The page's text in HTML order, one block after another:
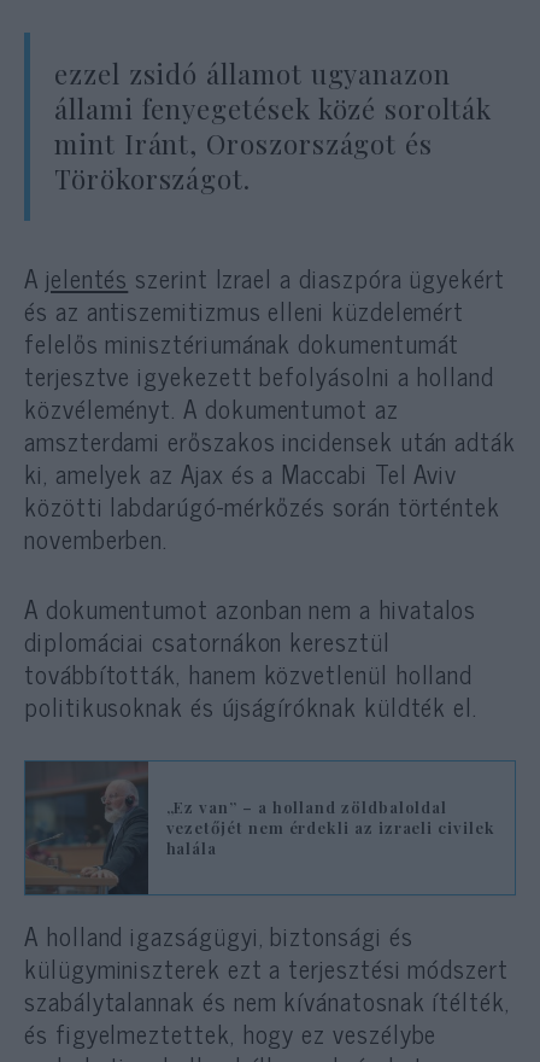
ezzel zsidó államot ugyanazon
állami fenyegetések közé sorolták
mint Iránt, Oroszországot és
Törökországot.
A jelentés szerint Izrael a diaszpóra ügyekért
és az antiszemitizmus elleni küzdelemért
felelős minisztériumának dokumentumát
terjesztve igyekezett befolyásolni a holland
közvéleményt. A dokumentumot az
amszterdami erőszakos incidensek után adták
ki, amelyek az Ajax és a Maccabi Tel Aviv
közötti labdarúgó-mérkőzés során történtek
novemberben.
A dokumentumot azonban nem a hivatalos
diplomáciai csatornákon keresztül
továbbították, hanem közvetlenül holland
politikusoknak és újságíróknak küldték el.
„Ez van” – a holland zöldbaloldal
vezetőjét nem érdekli az izraeli civilek
halála
A holland igazságügyi, biztonsági és
külügyminiszterek ezt a terjesztési módszert
szabálytalannak és nem kívánatosnak ítélték,
és figyelmeztettek, hogy ez veszélybe